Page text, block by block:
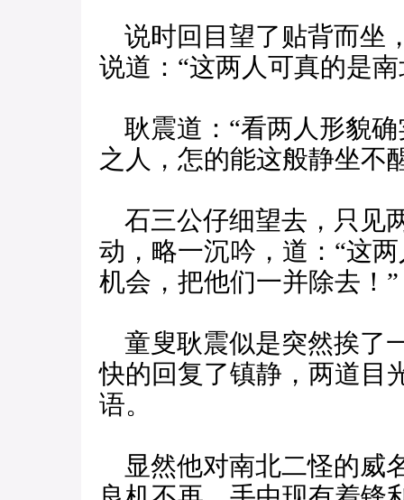
说时回目望了贴背而坐
说道：“这两人可真的是
耿震道：“看两人形貌
之人，怎的能这般静坐不
石三公仔细望去，只见
动，略一沉吟，道：“这
机会，把他们一并除去！”
童叟耿震似是突然挨了
快的回复了镇静，两道目
语。
显然他对南北二怪的威